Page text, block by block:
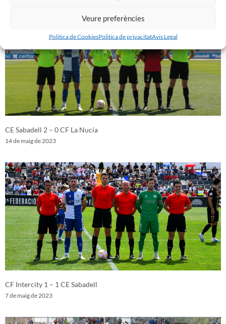
Veure preferències
Politica de CookiesPolitica de privacitatAvis Legal
CE Sabadell 2 – 0 CF La Nucía
14 de maig de 2023
CF Intercity 1 – 1 CE Sabadell
7 de maig de 2023